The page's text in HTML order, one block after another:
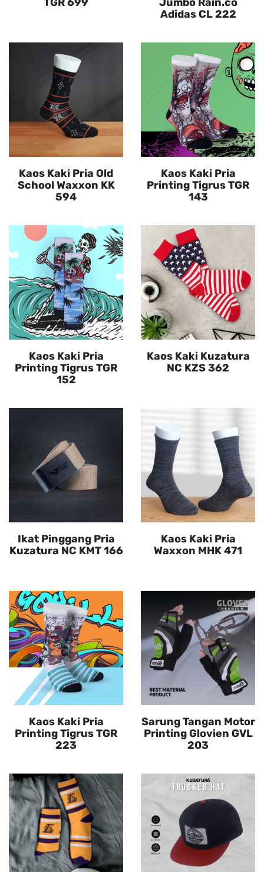
Adidas CL 222
Kaos Kaki Pria Old
School Waxxon KK
594
Kaos Kaki Pria
Printing Tigrus TGR
143
Kaos Kaki Pria
Printing Tigrus TGR
152
Kaos Kaki Kuzatura
NC KZS 362
Ikat Pinggang Pria
Kuzatura NC KMT 166
Kaos Kaki Pria
Waxxon MHK 471
Kaos Kaki Pria
Printing Tigrus TGR
223
Sarung Tangan Motor
Printing Glovien GVL
203